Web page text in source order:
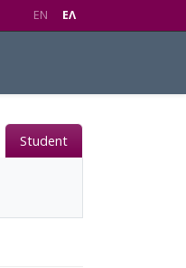
EN EΛ
Student